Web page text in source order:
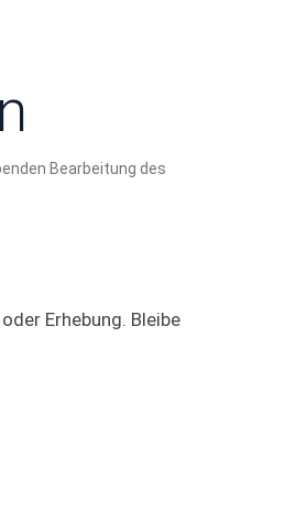
Bearbeitung des
Erhebung. Bleibe